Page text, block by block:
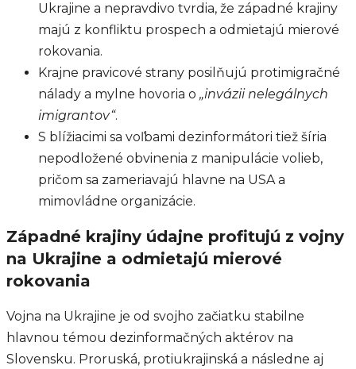
Ukrajine a nepravdivo tvrdia, že západné krajiny
majú z konfliktu prospech a odmietajú mierové
rokovania.
Krajne pravicové strany posilňujú protimigračné
nálady a mylne hovoria o „invázii nelegálnych
imigrantov“.
S blížiacimi sa voľbami dezinformátori tiež šíria
nepodložené obvinenia z manipulácie volieb,
pričom sa zameriavajú hlavne na USA a
mimovládne organizácie.
Západné krajiny údajne profitujú z vojny
na Ukrajine a odmietajú mierové
rokovania
Vojna na Ukrajine je od svojho začiatku stabilne
hlavnou témou dezinformačných aktérov na
Slovensku. Proruská, protiukrajinská a následne aj